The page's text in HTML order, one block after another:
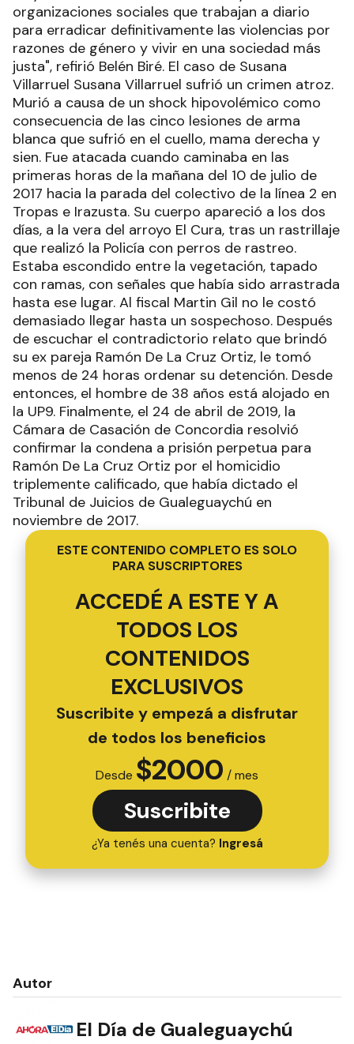
organizaciones sociales que trabajan a diario
para erradicar definitivamente las violencias por
razones de género y vivir en una sociedad más
justa", refirió Belén Biré. El caso de Susana
Villarruel Susana Villarruel sufrió un crimen atroz.
Murió a causa de un shock hipovolémico como
consecuencia de las cinco lesiones de arma
blanca que sufrió en el cuello, mama derecha y
sien. Fue atacada cuando caminaba en las
primeras horas de la mañana del 10 de julio de
2017 hacia la parada del colectivo de la línea 2 en
Tropas e Irazusta. Su cuerpo apareció a los dos
días, a la vera del arroyo El Cura, tras un rastrillaje
que realizó la Policía con perros de rastreo.
Estaba escondido entre la vegetación, tapado
con ramas, con señales que había sido arrastrada
hasta ese lugar. Al fiscal Martin Gil no le costó
demasiado llegar hasta un sospechoso. Después
de escuchar el contradictorio relato que brindó
su ex pareja Ramón De La Cruz Ortiz, le tomó
menos de 24 horas ordenar su detención. Desde
entonces, el hombre de 38 años está alojado en
la UP9. Finalmente, el 24 de abril de 2019, la
Cámara de Casación de Concordia resolvió
confirmar la condena a prisión perpetua para
Ramón De La Cruz Ortiz por el homicidio
triplemente calificado, que había dictado el
Tribunal de Juicios de Gualeguaychú en
noviembre de 2017.
ESTE CONTENIDO COMPLETO ES SOLO
PARA SUSCRIPTORES
ACCEDÉ A ESTE Y A
TODOS LOS
CONTENIDOS
EXCLUSIVOS
Suscribite y empezá a disfrutar
de todos los beneficios
Desde $2000 / mes
Suscribite
¿Ya tenés una cuenta? Ingresá
Autor
El Día de Gualeguaychú